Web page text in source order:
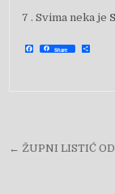
7 . Svima neka je
F
a Share
← ŽUPNI LISTIĆ